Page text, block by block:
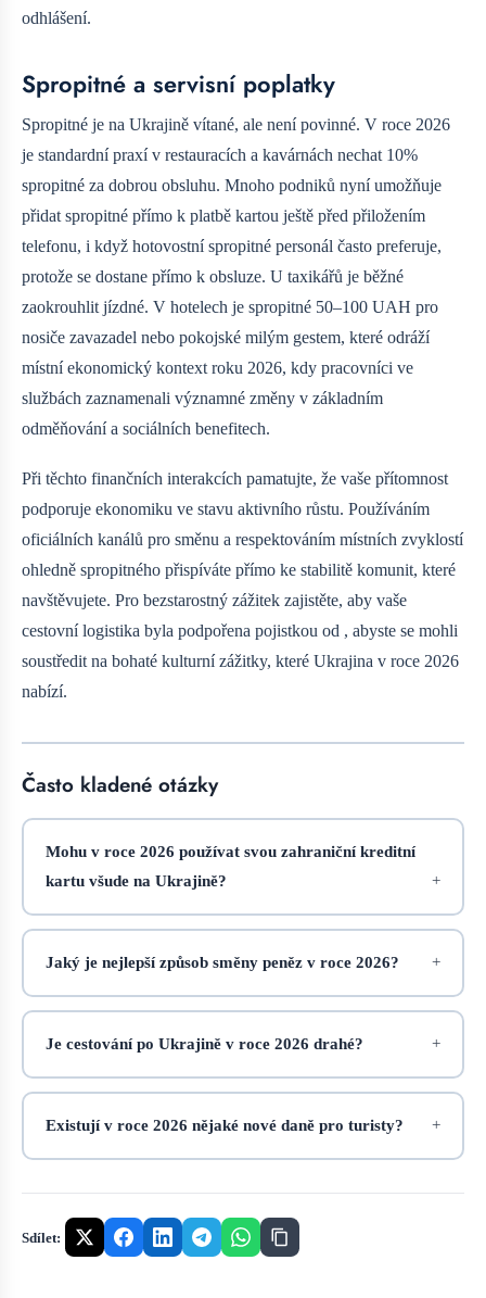
odhlášení.
Spropitné a servisní poplatky
Spropitné je na Ukrajině vítané, ale není povinné. V roce 2026
je standardní praxí v restauracích a kavárnách nechat 10%
spropitné za dobrou obsluhu. Mnoho podniků nyní umožňuje
přidat spropitné přímo k platbě kartou ještě před přiložením
telefonu, i když hotovostní spropitné personál často preferuje,
protože se dostane přímo k obsluze. U taxikářů je běžné
zaokrouhlit jízdné. V hotelech je spropitné 50–100 UAH pro
nosiče zavazadel nebo pokojské milým gestem, které odráží
místní ekonomický kontext roku 2026, kdy pracovníci ve
službách zaznamenali významné změny v základním
odměňování a sociálních benefitech.
Při těchto finančních interakcích pamatujte, že vaše přítomnost
podporuje ekonomiku ve stavu aktivního růstu. Používáním
oficiálních kanálů pro směnu a respektováním místních zvyklostí
ohledně spropitného přispíváte přímo ke stabilitě komunit, které
navštěvujete. Pro bezstarostný zážitek zajistěte, aby vaše
cestovní logistika byla podpořena pojistkou od , abyste se mohli
soustředit na bohaté kulturní zážitky, které Ukrajina v roce 2026
nabízí.
Často kladené otázky
Mohu v roce 2026 používat svou zahraniční kreditní
kartu všude na Ukrajině?
Jaký je nejlepší způsob směny peněz v roce 2026?
Je cestování po Ukrajině v roce 2026 drahé?
Existují v roce 2026 nějaké nové daně pro turisty?
Sdílet: